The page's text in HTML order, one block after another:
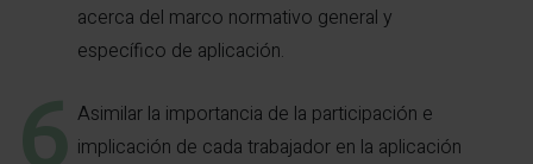
acerca del marco normativo general y
específico de aplicación.
Asimilar la importancia de la participación e
implicación de cada trabajador en la aplicación